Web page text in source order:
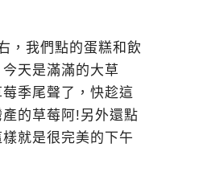
，我們點的蛋糕和飲
天是滿滿的大草
季尾聲了，快趁這
的草莓阿!另外還點
樣就是很完美的下午